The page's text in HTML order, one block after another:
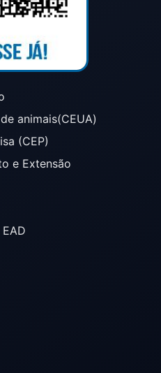
animais(CEUA)
(CEP)
e Extensão